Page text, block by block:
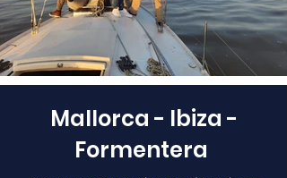
Mallorca - Ibiza -
Formentera